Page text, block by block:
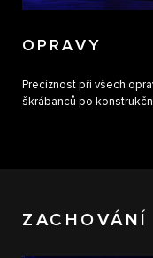
OPRAVY
Preciznost při všech
škrábanců po
ZACHOVÁNÍ